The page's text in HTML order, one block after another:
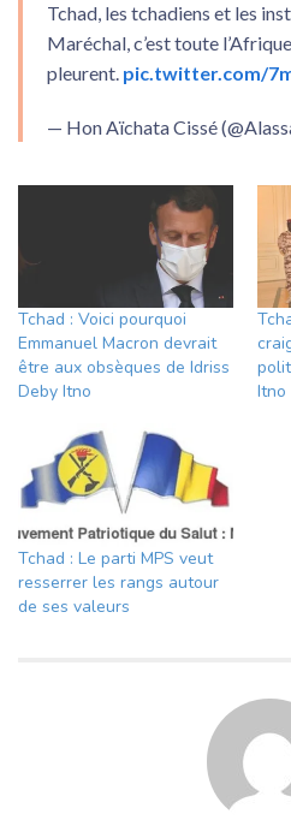
Tchad, les tchadiens et les
Maréchal, c’est toute
pleurent. pic.twitter.com/
— Hon Aïchata Cissé
Tchad : Voici pourquoi
Emmanuel Macron devrait
être aux obsèques de Idriss
Deby Itno
Itno
Tchad : Le parti MPS veut
resserrer les rangs autour
de ses valeurs